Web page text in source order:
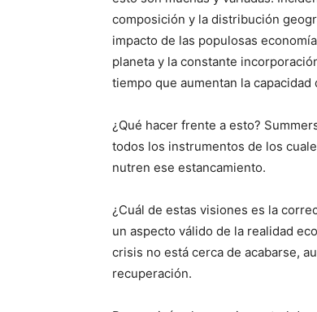
composición y la distribución
impacto de las populosas
planeta y la constante
tiempo que aumentan la capacidad
¿Qué hacer frente a esto?
todos los instrumentos de los
nutren ese estancamiento.
¿Cuál de estas visiones es la
un aspecto válido de la realidad
crisis no está cerca de acabarse,
recuperación.